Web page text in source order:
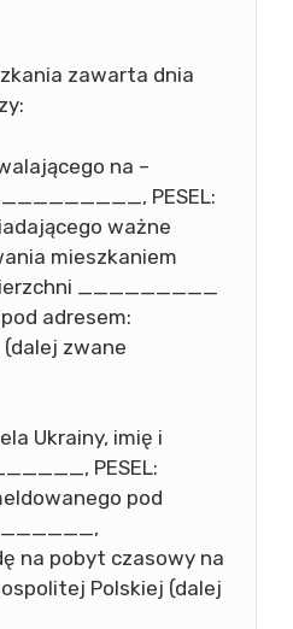
zawarta dnia
na –
PESEL:
ważne
mieszkaniem
_________
adresem:
zwane
Ukrainy, imię i
PESEL:
pod
na pobyt czasowy na
Polskiej (dalej